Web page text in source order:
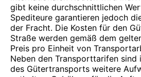
gibt keine durchschnittlichen
Spediteure garantieren jedoch
der Fracht. Die Kosten für den
Straße werden gemäß dem
Preis pro Einheit von
Neben den Transporttarifen sind
des Gütertransports weitere